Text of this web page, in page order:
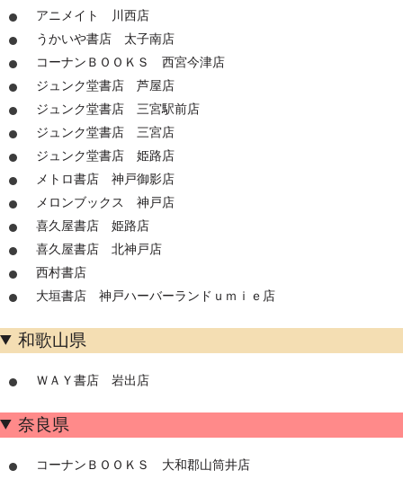
アニメイト 川西店
うかいや書店 太子南店
コーナンＢＯＯＫＳ 西宮今津店
ジュンク堂書店 芦屋店
ジュンク堂書店 三宮駅前店
ジュンク堂書店 三宮店
ジュンク堂書店 姫路店
メトロ書店 神戸御影店
メロンブックス 神戸店
喜久屋書店 姫路店
喜久屋書店 北神戸店
西村書店
大垣書店 神戸ハーバーランドｕｍｉｅ店
和歌山県
ＷＡＹ書店 岩出店
奈良県
コーナンＢＯＯＫＳ 大和郡山筒井店